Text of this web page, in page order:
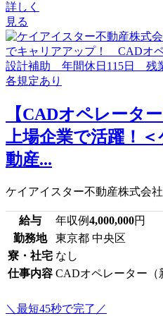
詳しく
見る
【CADオペレータ
上場企業で活躍！
動産...
ケイアイスター不動産株式会社
給与 年収例4,000,000円
勤務地
東京都 中央区
寮・社宅 なし
仕事内容 CADオペレーター（
＼最短45秒で完了／